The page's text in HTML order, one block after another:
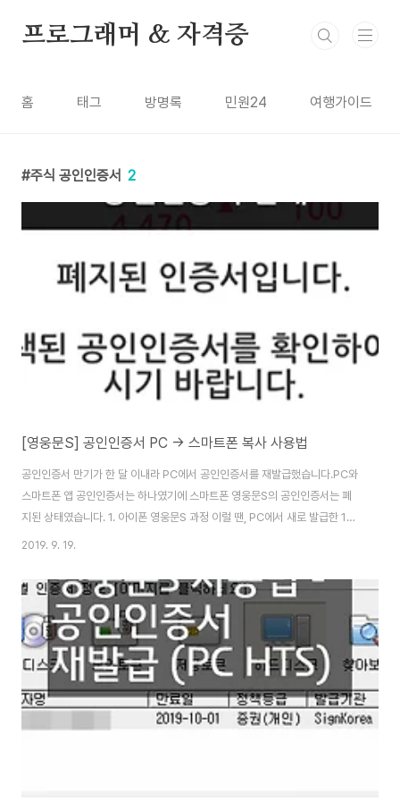
프로그래머 & 자격증
홈 태그 방명록 민원24 여행가이드
주식 공인인증서 2
[영웅문S] 공인인증서 PC -> 스마트폰 복사 사용법
공인인증서 만기가 한 달 이내라 PC에서 공인인증서를 재발급했습니다.PC와
스마트폰 앱 공인인증서는 하나였기에 스마트폰 영웅문S의 공인인증서는 폐
지된 상태였습니다. 1. 아이폰 영웅문S 과정 이럴 땐, PC에서 새로 발급한 1년
짜리 공인인증서를 스마트폰으로 복사하는 게 편리합니다. 위 그림에서 왼쪽
"인증서 가져오기 PC->스마트폰"을 터치합니다. 스마트폰에서 인증서 재발
급, 갱신 등을 할 수 있지만, 그러면 또 PC에 있는 공인인증서가 폐지됩니다.
그러니 하나를 갖고 복사해서 사용하는 것이죠. PC->스마트폰 버튼을 터치하
면 아래처럼 승인번호가 생성됩니다. 공인인증서 가져오기 화면입니다.화면 아
래에 승인번호가 있고, 인증서 가져..
2019. 9. 19.